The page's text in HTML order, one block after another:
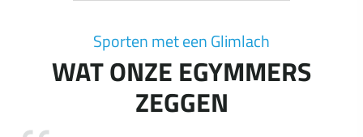
Sporten met een Glimlach
WAT ONZE EGYMMERS
ZEGGEN